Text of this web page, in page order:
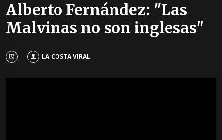
Alberto Fernández: "Las
Malvinas no son inglesas"
LA COSTA VIRAL